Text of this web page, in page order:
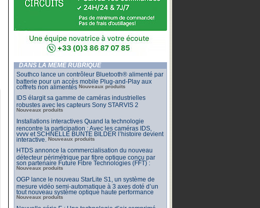
DANS LA MÊME RUBRIQUE
Southco lance un contrôleur Bluetooth® alimenté par
batterie pour un accès mobile Plug-and-Play aux
coffrets non alimentés Nouveaux produits
IDS élargit sa gamme de caméras industrielles
robustes avec les capteurs Sony STARVIS 2
Nouveaux produits
Installations interactives Quand la technologie
rencontre la participation : Avec les caméras IDS,
vvvv et SCHNELLE BUNTE BILDER l’histoire devient
interactive.
Nouveaux produits
HTDS annonce la commercialisation du nouveau
détecteur périmétrique par fibre optique conçu par
son partenaire Future Fibre Technologies (FFT) :
Nouveaux produits
OGP lance le nouveau StarLite S1, un système de
mesure vidéo semi-automatique à 3 axes doté d’un
tout nouveau système optique haute performance
Nouveaux produits